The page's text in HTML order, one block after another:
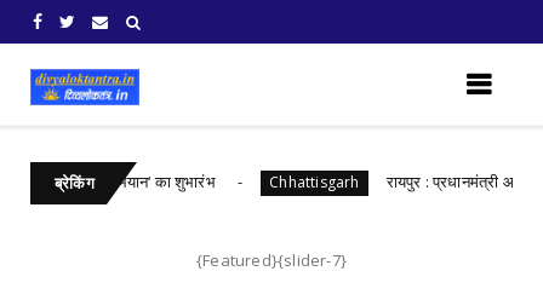
ब्रेकिंग
संकल्प अभियान‘ का शुभारंभ Chhattisgarh रायपुर : प्रधानमंत्री आवास
{Featured}{slider-7}